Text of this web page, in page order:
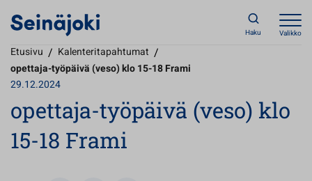
Haku Valikko
Etusivu / Kalenteritapahtumat /
opettaja-työpäivä (veso) klo 15-18 Frami
29.12.2024
opettaja-työpäivä (veso) klo
15-18 Frami